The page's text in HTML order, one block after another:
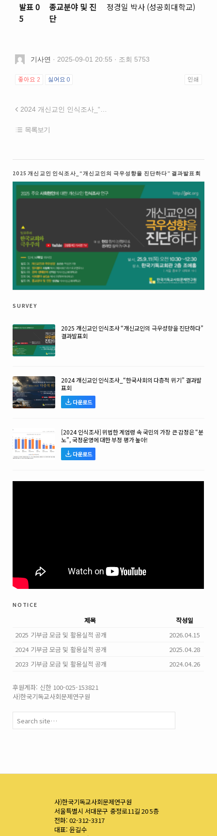
발표 0
5
종교분야 및 진
단
정경일 박사 (성공회대학교)
기사연 · 2025-09-01 20:55 · 조회 5753
좋아요 2 싫어요 0 인쇄
목록보기
2025 개신교인 인식조사_“개신교인의 극우성향을 진단하다” 결과발표회
survey
2025 개신교인 인식조사 “개신교인의 극우성향을 진단하다”
결과발표회
2024 개신교인 인식조사_“한국사회의 다층적 위기” 결과발
표회
다운로드
[2024 인식조사] 위법한 계엄령 속 국민의 가장 큰 감정은 “분
노”, 국정운영에 대한 부정 평가 높아!
다운로드
notice
제목
작성일
2025 기부금 모금 및 활용실적 공개
2026.04.15
2024 기부금 모금 및 활용실적 공개
2025.04.28
2023 기부금 모금 및 활용실적 공개
2024.04.26
후원계좌: 신한 100-025-153821
사)한국기독교사회문제연구원
사)한국기독교사회문제연구원
서울특별시 서대문구 충정로11길 20 5층
전화: 02-312-3317
대표: 윤길수